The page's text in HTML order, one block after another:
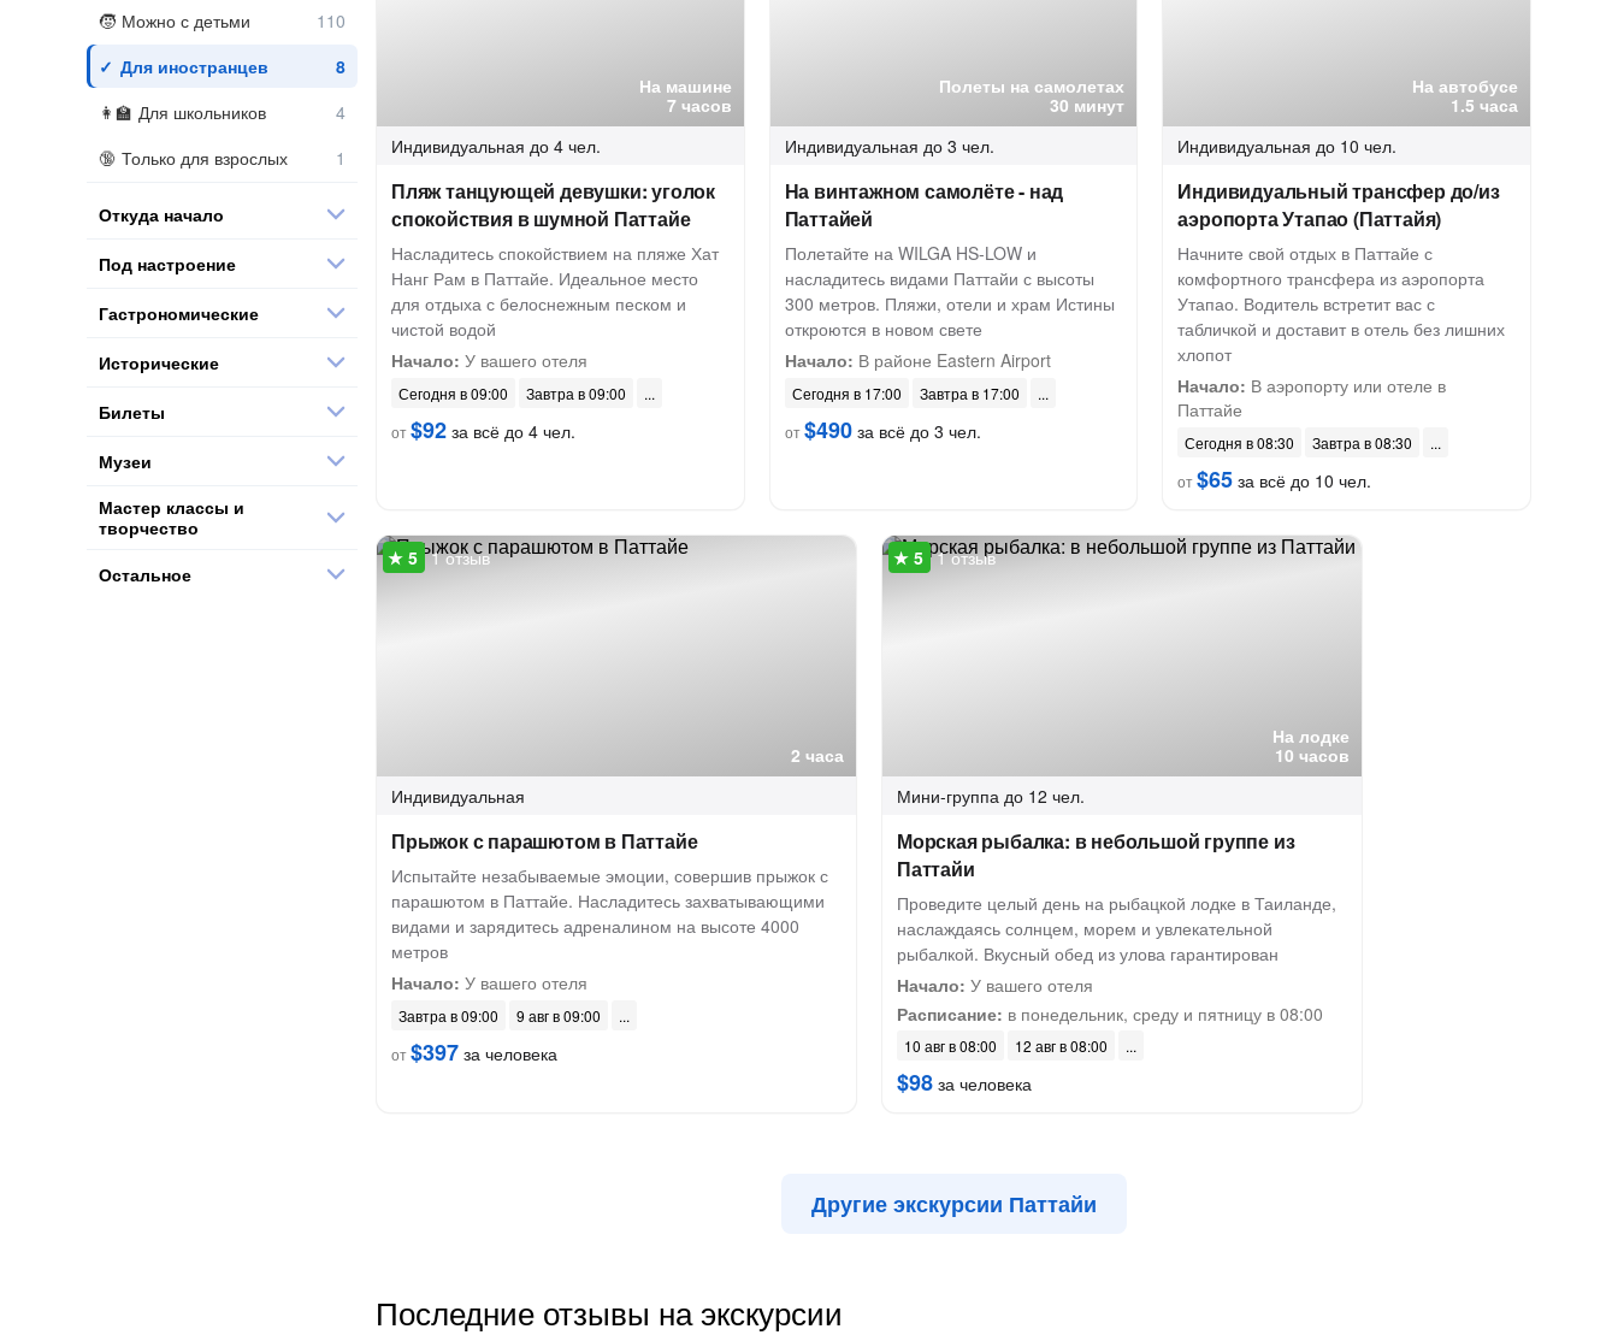
На машине
7 часов
Индивидуальная до 4 чел.
Пляж танцующей девушки: уголок
спокойствия в шумной Паттайе
Насладитесь спокойствием на пляже Хат
Нанг Рам в Паттайе. Идеальное место
для отдыха с белоснежным песком и
чистой водой
Начало: У вашего отеля
Сегодня в 09:00
Завтра в 09:00
от$92 за всё до 4 чел.
Полеты на самолетах
30 минут
Индивидуальная до 3 чел.
На винтажном самолёте - над
Паттайей
Полетайте на WILGA HS-LOW и
насладитесь видами Паттайи с высоты
300 метров. Пляжи, отели и храм Истины
откроются в новом свете
Начало: В районе Eastern Airport
Сегодня в 17:00
Завтра в 17:00
от$490за всё до 3 чел.
На автобусе
1.5 часа
Индивидуальная до 10 чел.
Индивидуальный трансфер до/из
аэропорта Утапао (Паттайя)
Начните свой отдых в Паттайе с
комфортного трансфера из аэропорта
Утапао. Водитель встретит вас с
табличкой и доставит в отель без лишних
хлопот
Начало: В аэропорту или отеле в
Паттайе
Сегодня в 08:30
Завтра в 08:30
от$65 за всё до 10 чел.
2 часа
1 отзыв
Индивидуальная
Прыжок с парашютом в Паттайе
Испытайте незабываемые эмоции, совершив прыжок с
парашютом в Паттайе. Насладитесь захватывающими
видами и зарядитесь адреналином на высоте 4000
метров
Начало: У вашего отеля
Завтра в 09:00
9 авг в 09:00
от$397 за человека
На лодке
10 часов
1 отзыв
Мини-группа до 12 чел.
Морская рыбалка: в небольшой группе из
Паттайи
Проведите целый день на рыбацкой лодке в Таиланде,
наслаждаясь солнцем, морем и увлекательной
рыбалкой. Вкусный обед из улова гарантирован
Начало: У вашего отеля
Расписание: в понедельник, среду и пятницу в 08:00
10 авг в 08:00 12 авг в 08:00
$98 за человека
Другие экскурсии Паттайи
Последние отзывы на экскурсии
Можно с детьми
Для иностранцев
Для школьников
Только для взрослых
Откуда начало
Под настроение
Гастрономические
Исторические
Билеты
Музеи
Мастер классы и
творчество
Остальное